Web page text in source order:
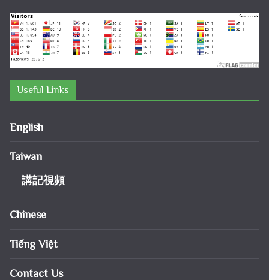
Useful Links
English
Taiwan
講記視頻
Chinese
Tiếng Việt
Contact Us